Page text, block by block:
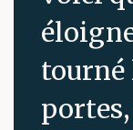
tourné